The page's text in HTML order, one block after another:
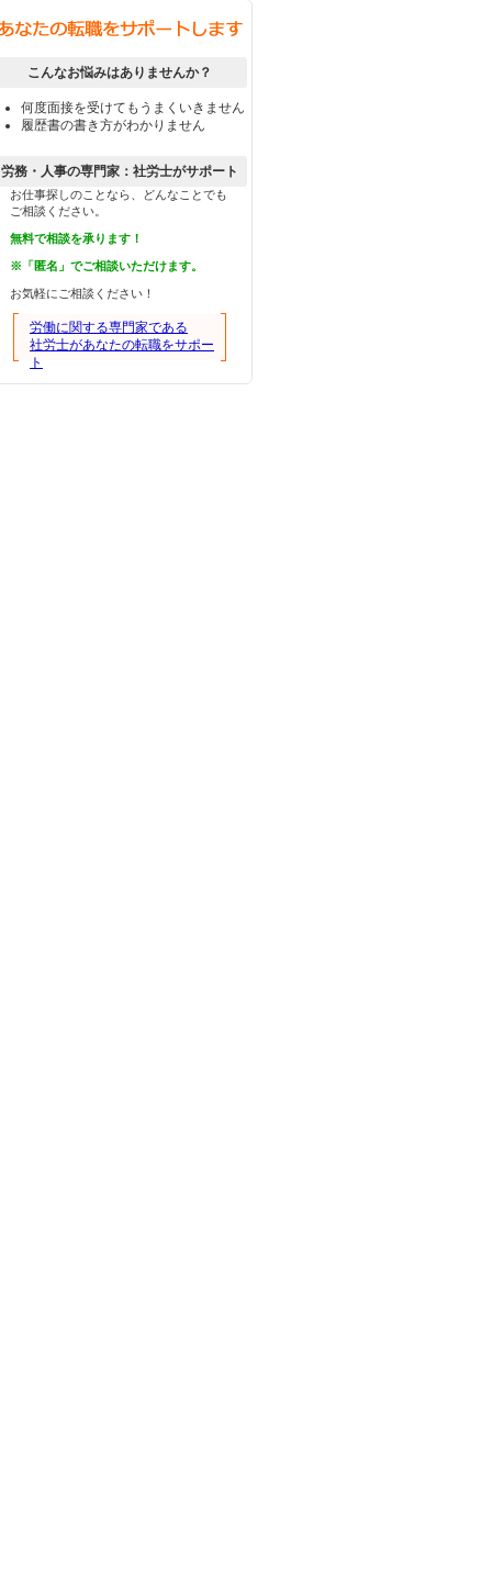
こんなお悩みはありませんか？
何度面接を受けてもうまくいきません
履歴書の書き方がわかりません
労務・人事の専門家：社労士がサポート
お仕事探しのことなら、どんなことでも
ご相談ください。
無料で相談を承ります！
※「匿名」でご相談いただけます。
お気軽にご相談ください！
労働に関する専門家である
社労士があなたの転職をサポー
ト